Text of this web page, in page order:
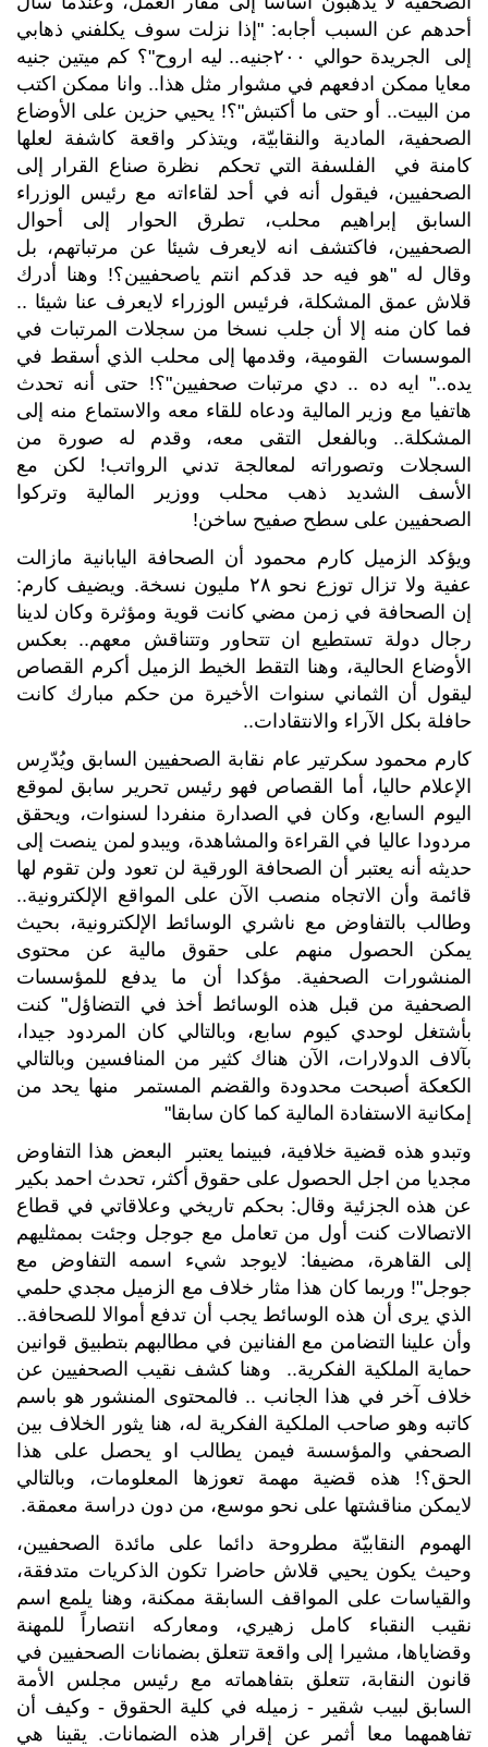
أحدهم عن السبب أجابه: "إذا نزلت سوف يكلفني ذهابي
إلى الجريدة حوالي ٢٠٠جنيه.. ليه اروح"؟ كم ميتين جنيه
معايا ممكن ادفعهم في مشوار مثل هذا.. وانا ممكن اكتب
من البيت.. أو حتى ما أكتبش"؟! يحيي حزين على الأوضاع
الصحفية، المادية والنقابيّة، ويتذكر واقعة كاشفة لعلها
كامنة في الفلسفة التي تحكم نظرة صناع القرار إلى
الصحفيين، فيقول أنه في أحد لقاءاته مع رئيس الوزراء
السابق إبراهيم محلب، تطرق الحوار إلى أحوال
الصحفيين، فاكتشف انه لايعرف شيئا عن مرتباتهم، بل
وقال له "هو فيه حد قدكم انتم ياصحفيين؟! وهنا أدرك
قلاش عمق المشكلة، فرئيس الوزراء لايعرف عنا شيئا ..
فما كان منه إلا أن جلب نسخا من سجلات المرتبات في
الموسسات القومية، وقدمها إلى محلب الذي أسقط في
يده.." ايه ده .. دي مرتبات صحفيين"؟! حتى أنه تحدث
هاتفيا مع وزير المالية ودعاه للقاء معه والاستماع منه إلى
المشكلة.. وبالفعل التقى معه، وقدم له صورة من
السجلات وتصوراته لمعالجة تدني الرواتب! لكن مع
الأسف الشديد ذهب محلب ووزير المالية وتركوا
الصحفيين على سطح صفيح ساخن!
ويؤكد الزميل كارم محمود أن الصحافة اليابانية مازالت
عفية ولا تزال توزع نحو ٢٨ مليون نسخة. ويضيف كارم:
إن الصحافة في زمن مضي كانت قوية ومؤثرة وكان لدينا
رجال دولة تستطيع ان تتحاور وتتناقش معهم.. بعكس
الأوضاع الحالية، وهنا التقط الخيط الزميل أكرم القصاص
ليقول أن الثماني سنوات الأخيرة من حكم مبارك كانت
حافلة بكل الآراء والانتقادات..
كارم محمود سكرتير عام نقابة الصحفيين السابق ويُدّرِس
الإعلام حاليا، أما القصاص فهو رئيس تحرير سابق لموقع
اليوم السابع، وكان في الصدارة منفردا لسنوات، ويحقق
مردودا عاليا في القراءة والمشاهدة، ويبدو لمن ينصت إلى
حديثه أنه يعتبر أن الصحافة الورقية لن تعود ولن تقوم لها
قائمة وأن الاتجاه منصب الآن على المواقع الإلكترونية..
وطالب بالتفاوض مع ناشري الوسائط الإلكترونية، بحيث
يمكن الحصول منهم على حقوق مالية عن محتوى
المنشورات الصحفية. مؤكدا أن ما يدفع للمؤسسات
الصحفية من قبل هذه الوسائط أخذ في التضاؤل" كنت
بأشتغل لوحدي كيوم سابع، وبالتالي كان المردود جيدا،
بآلاف الدولارات، الآن هناك كثير من المنافسين وبالتالي
الكعكة أصبحت محدودة والقضم المستمر منها يحد من
إمكانية الاستفادة المالية كما كان سابقا"
وتبدو هذه قضية خلافية، فبينما يعتبر البعض هذا التفاوض
مجديا من اجل الحصول على حقوق أكثر، تحدث احمد بكير
عن هذه الجزئية وقال: بحكم تاريخي وعلاقاتي في قطاع
الاتصالات كنت أول من تعامل مع جوجل وجئت بممثليهم
إلى القاهرة، مضيفا: لايوجد شيء اسمه التفاوض مع
جوجل"! وربما كان هذا مثار خلاف مع الزميل مجدي حلمي
الذي يرى أن هذه الوسائط يجب أن تدفع أموالا للصحافة..
وأن علينا التضامن مع الفنانين في مطالبهم بتطبيق قوانين
حماية الملكية الفكرية.. وهنا كشف نقيب الصحفيين عن
خلاف آخر في هذا الجانب .. فالمحتوى المنشور هو باسم
كاتبه وهو صاحب الملكية الفكرية له، هنا يثور الخلاف بين
الصحفي والمؤسسة فيمن يطالب او يحصل على هذا
الحق؟! هذه قضية مهمة تعوزها المعلومات، وبالتالي
لايمكن مناقشتها على نحو موسع، من دون دراسة معمقة.
الهموم النقابيّة مطروحة دائما على مائدة الصحفيين،
وحيث يكون يحيي قلاش حاضرا تكون الذكريات متدفقة،
والقياسات على المواقف السابقة ممكنة، وهنا يلمع اسم
نقيب النقباء كامل زهيري، ومعاركه انتصاراً للمهنة
وقضاياها، مشيرا إلى واقعة تتعلق بضمانات الصحفيين في
قانون النقابة، تتعلق بتفاهماته مع رئيس مجلس الأمة
السابق لبيب شقير - زميله في كلية الحقوق - وكيف أن
تفاهمهما معا أثمر عن إقرار هذه الضمانات. يقينا هي